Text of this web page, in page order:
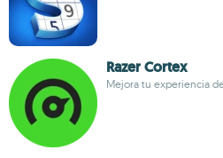
Razer Cortex
Mejora tu experiencia